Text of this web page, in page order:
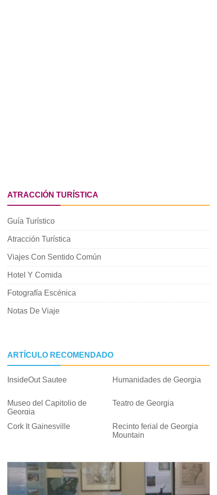
ATRACCIÓN TURÍSTICA
Guía Turístico
Atracción Turística
Viajes Con Sentido Común
Hotel Y Comida
Fotografía Escénica
Notas De Viaje
ARTÍCULO RECOMENDADO
InsideOut Sautee Humanidades de Georgia
Museo del Capitolio de
Georgia
Teatro de Georgia
Cork It Gainesville
Recinto ferial de Georgia
Mountain